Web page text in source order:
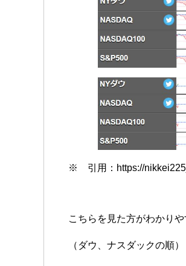
※ 引用：https://
こちらを見た方がわかりや
（ダウ、ナスダックの順）